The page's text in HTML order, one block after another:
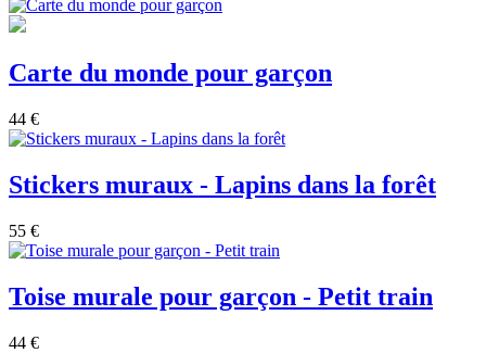
Carte du monde pour garçon
44 €
Stickers muraux - Lapins dans la forêt
55 €
Toise murale pour garçon - Petit train
44 €